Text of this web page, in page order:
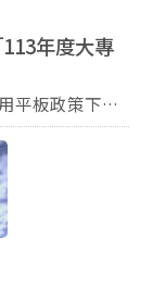
年度大專
平板政策下教